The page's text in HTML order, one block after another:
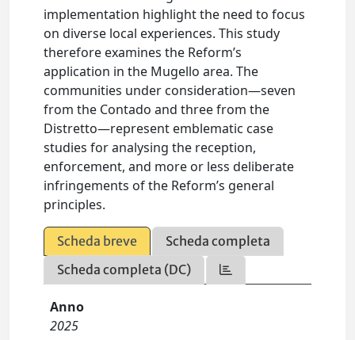
implementation highlight the need to focus
on diverse local experiences. This study
therefore examines the Reform’s
application in the Mugello area. The
communities under consideration—seven
from the Contado and three from the
Distretto—represent emblematic case
studies for analysing the reception,
enforcement, and more or less deliberate
infringements of the Reform’s general
principles.
Scheda breve
Scheda completa
Scheda completa (DC)
Anno
2025